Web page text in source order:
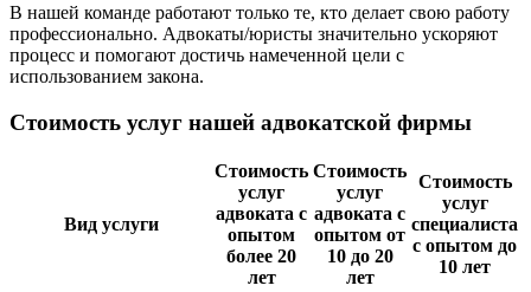
В нашей команде работают только те, кто делает свою работу
профессионально. Адвокаты/юристы значительно ускоряют
процесс и помогают достичь намеченной цели с
использованием закона.
Стоимость услуг нашей адвокатской фирмы
Вид услуги
Стоимость
услуг
адвоката с
опытом
более 20
лет
Стоимость
услуг
адвоката с
опытом от
10 до 20
лет
Стоимость
услуг
специалиста
с опытом до
10 лет